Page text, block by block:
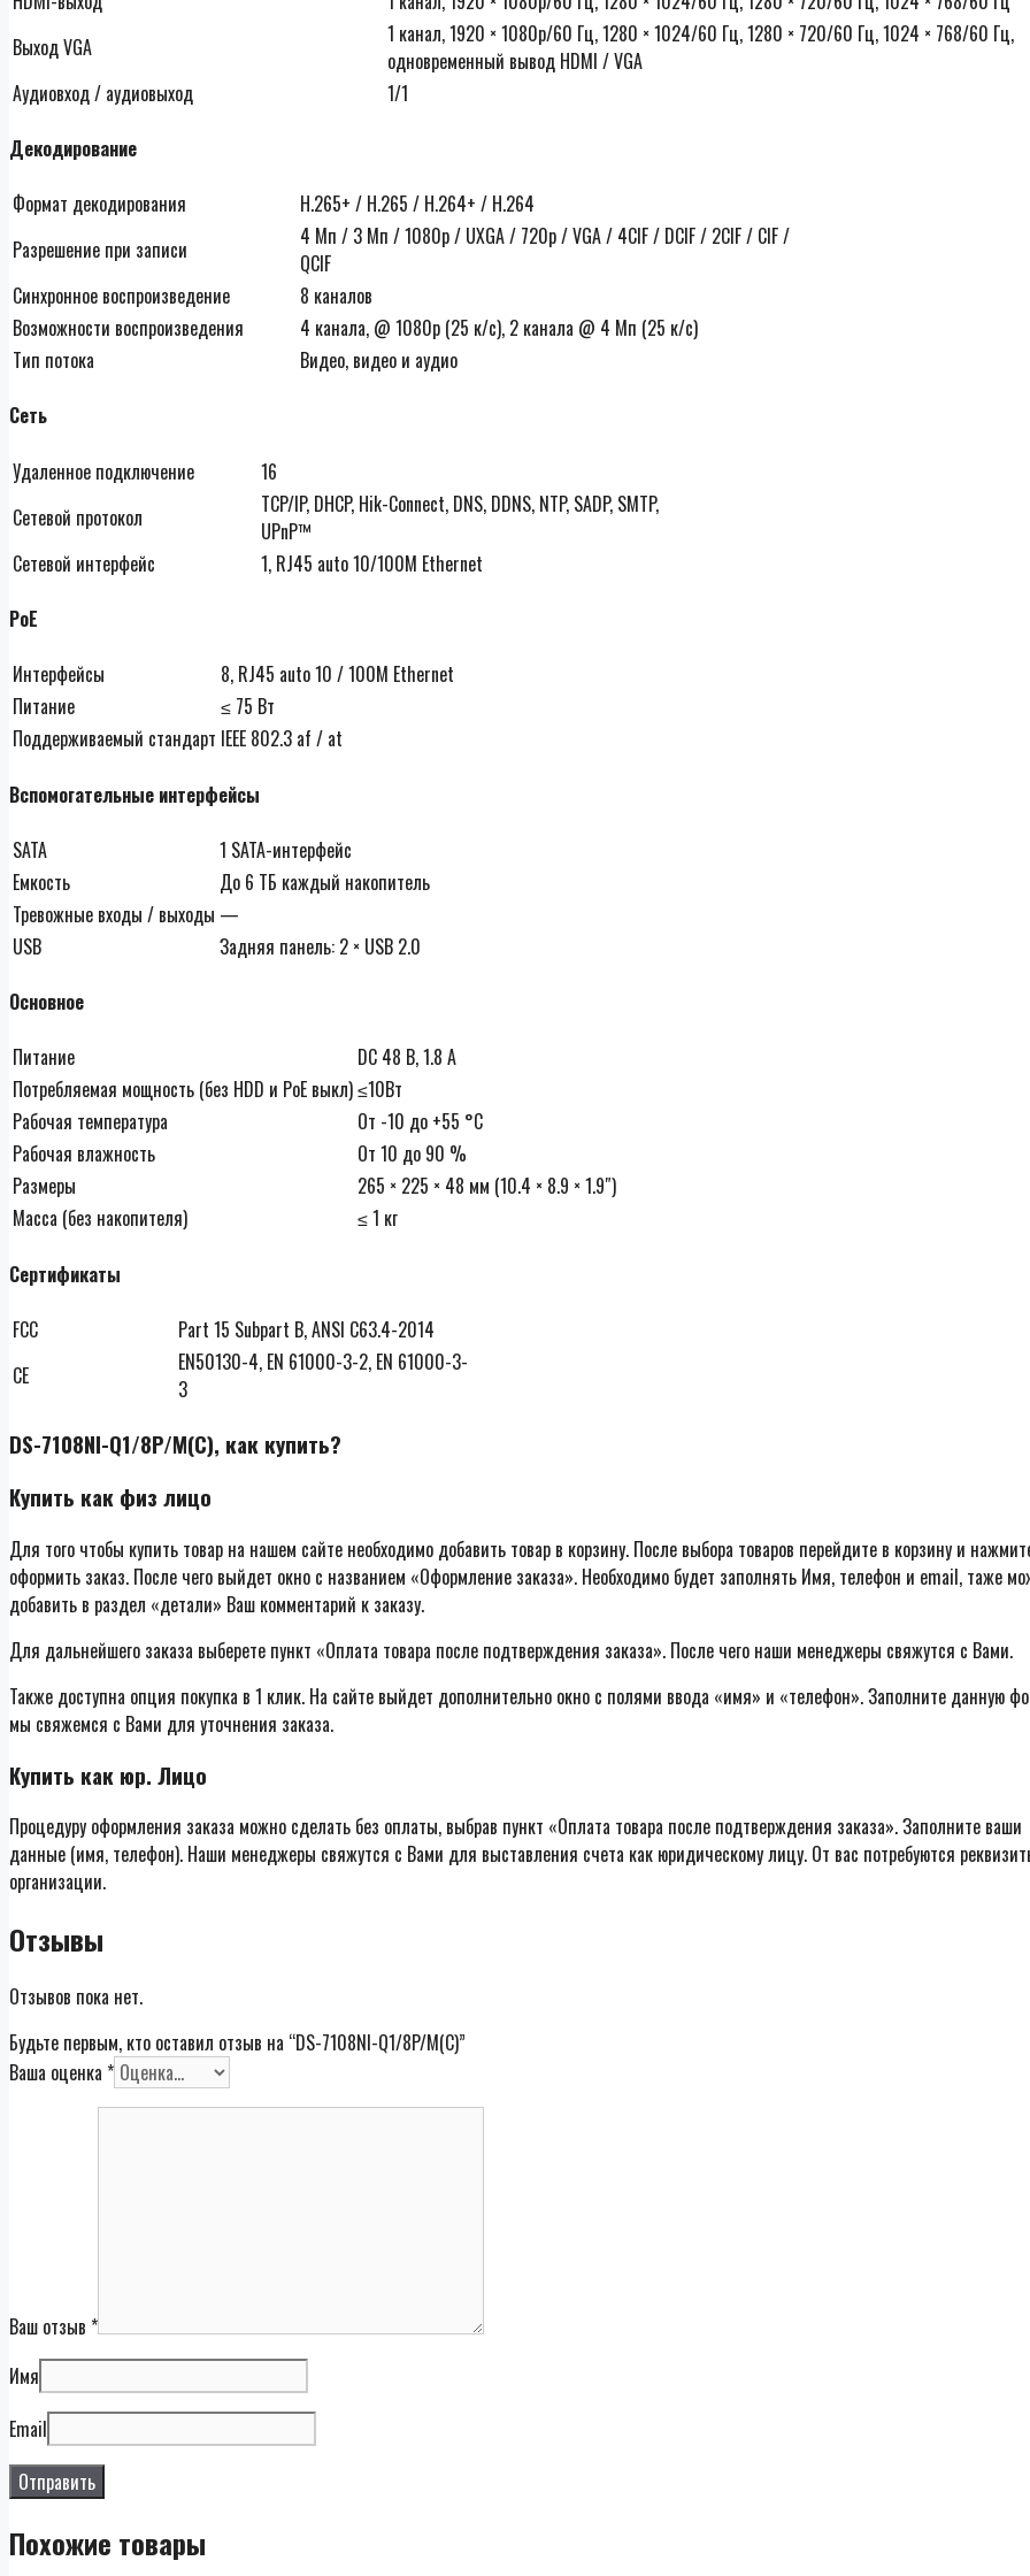
Выход VGA
1 канал, 1920 × 1080p/60 Гц, 1280 × 1024/60 Гц, 1280 × 720/60 Гц, 1024 × 768/60 Гц,
одновременный вывод HDMI / VGA
Аудиовход / аудиовыход
1/1
Декодирование
Формат декодирования
H.265+ / H.265 / H.264+ / H.264
Разрешение при записи
4 Мп / 3 Мп / 1080p / UXGA / 720p / VGA / 4CIF / DCIF / 2CIF / CIF /
QCIF
Синхронное воспроизведение
8 каналов
Возможности воспроизведения
4 канала, @ 1080p (25 к/с), 2 канала @ 4 Мп (25 к/с)
Тип потока
Видео, видео и аудио
Сеть
Удаленное подключение
16
Сетевой протокол
TCP/IP, DHCP, Hik-Connect, DNS, DDNS, NTP, SADP, SMTP,
UPnP™
Сетевой интерфейс
1, RJ45 auto 10/100M Ethernet
PoE
Интерфейсы
8, RJ45 auto 10 / 100M Ethernet
Питание
≤ 75 Вт
Поддерживаемый стандарт IEEE 802.3 af / at
Вспомогательные интерфейсы
SATA
1 SATA-интерфейс
Емкость
До 6 ТБ каждый накопитель
Тревожные входы / выходы —
USB
Задняя панель: 2 × USB 2.0
Основное
Питание
DC 48 В, 1.8 А
Потребляемая мощность (без HDD и PoE выкл)≤10Вт
Рабочая температура
От -10 до +55 °C
Рабочая влажность
От 10 до 90 %
Размеры
265 × 225 × 48 мм (10.4 × 8.9 × 1.9″)
Масса (без накопителя)
≤ 1 кг
Сертификаты
FCC
Part 15 Subpart B, ANSI C63.4-2014
CE
EN50130-4, EN 61000-3-2, EN 61000-3-
3
DS-7108NI-Q1/8P/M(C), как купить?
Купить как физ лицо
Для того чтобы купить товар на нашем сайте необходимо добавить товар в корзину. После выбора товаров перейдите в корзину и
оформить заказ. После чего выйдет окно с названием «Оформление заказа». Необходимо будет заполнять Имя, телефон и email, таже
добавить в раздел «детали» Ваш комментарий к заказу.
Для дальнейшего заказа выберете пункт «Оплата товара после подтверждения заказа». После чего наши менеджеры свяжутся с Вами.
Также доступна опция покупка в 1 клик. На сайте выйдет дополнительно окно с полями ввода «имя» и «телефон». Заполните данную
мы свяжемся с Вами для уточнения заказа.
Купить как юр. Лицо
Процедуру оформления заказа можно сделать без оплаты, выбрав пункт «Оплата товара после подтверждения заказа». Заполните ваши
данные (имя, телефон). Наши менеджеры свяжутся с Вами для выставления счета как юридическому лицу. От вас потребуются
организации.
Отзывы
Отзывов пока нет.
Будьте первым, кто оставил отзыв на “DS-7108NI-Q1/8P/M(C)”
Ваша оценка *
Ваш отзыв *
Имя
Email
Похожие товары